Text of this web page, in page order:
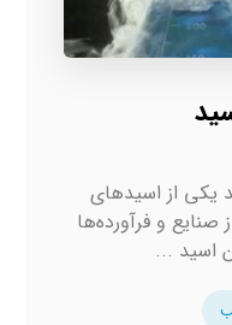
یکی از اسیدهای
و فرآورده‌ها
اسید ...